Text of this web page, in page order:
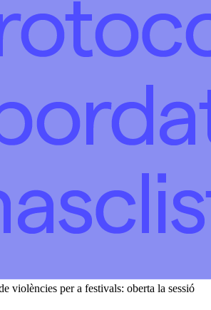
violències per a festivals: oberta la sessió